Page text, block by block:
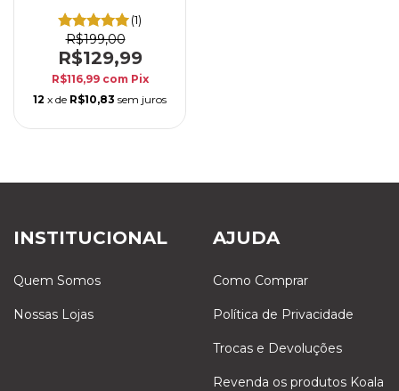
Vinil AZ Audio AZ-
LP60XBT
(1)
R$199,00
R$129,99
R$116,99 com Pix
12 x de R$10,83 sem juros
INSTITUCIONAL
Quem Somos
Nossas Lojas
AJUDA
Como Comprar
Política de Privacidade
Trocas e Devoluções
Revenda os produtos Koala